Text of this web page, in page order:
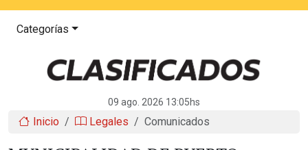
Categorías
09 ago. 2026 13:05hs
Inicio Legales Comunicados